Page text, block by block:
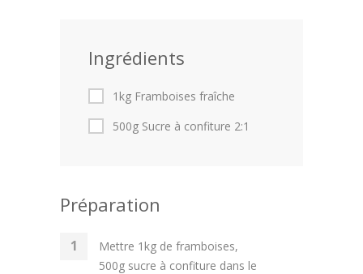
Ingrédients
1kg Framboises fraîche
500g Sucre à confiture 2:1
Préparation
Mettre 1kg de framboises,
500g sucre à confiture dans le